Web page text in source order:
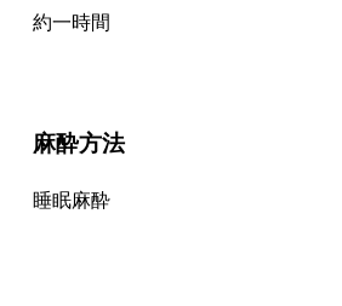
約一時間
麻酔方法
睡眠麻酔